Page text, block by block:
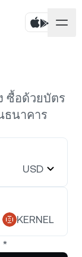
0.25%
ซื้อด้วยบัตร
ธนาคาร
USD
KERNEL
*